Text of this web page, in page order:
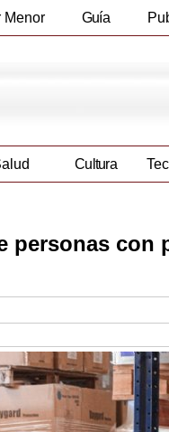
Menor Guía
Cultura
personas con